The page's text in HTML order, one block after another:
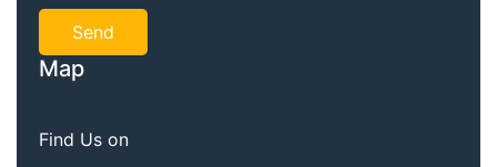
Map
Find Us on